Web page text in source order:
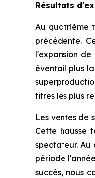
Résultats
Au quatrième
précédente.
l'expansion
éventail plus
titres les plus
Les ventes de
Cette hausse
spectateur. Au
période
succès, nous